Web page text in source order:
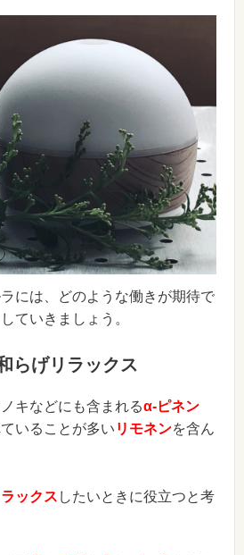
には、どのような働きが期待で
ていきましょう。
らげリラックス
キなどにも含まれるα-ピネン
いることが多い リモネンを含ん
ラックス したいときに役立つと考